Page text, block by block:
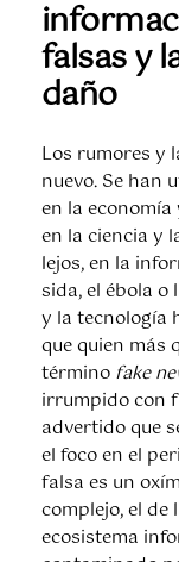
falsas y
daño
Los rumores y
nuevo. Se han
en la
en la ciencia y
lejos, en la
sida, el ébola o
y la tecnología
que quien más
término fake
irrumpido con
advertido que
el foco en el
falsa es un
complejo, el de
ecosistema